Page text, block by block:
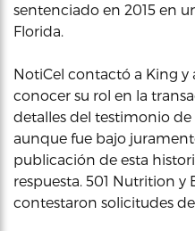
sentenciado en 2015 en
Florida.
NotiCel contactó a King y
conocer su rol en la
detalles del testimonio
aunque fue bajo
publicación de esta
respuesta. 501 Nutrition
contestaron solicitudes